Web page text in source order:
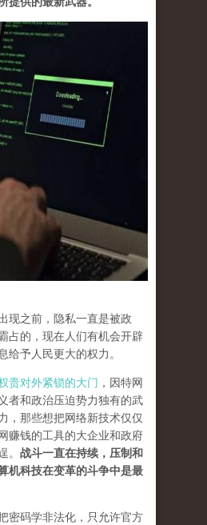
现之前，隐私一直是被政
占的，现在人们有机会开辟
给予人民更大的权力。
贵对外紧锁的大门 ，因特网
者和政治压迫势力独有的武
，那些想把网络新技术仅仅
赚钱的工具的大企业和政府
。 战斗一直在持续，压制和
机科技在变革的斗争中是最
密码学非法化，只允许官方